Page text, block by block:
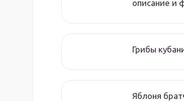
описание и
Грибы
Яблоня